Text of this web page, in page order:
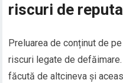
riscuri de
Preluarea de conținut de
riscuri legate de
făcută de altcineva și